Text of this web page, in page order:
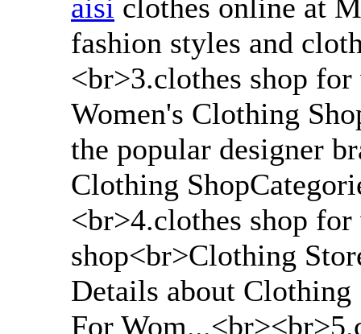
aisi clothes online at
fashion styles and
<br>3.clothes shop
Women's Clothing
the popular designer
Clothing
<br>4.clothes shop
shop<br>Clothing
Details about
For